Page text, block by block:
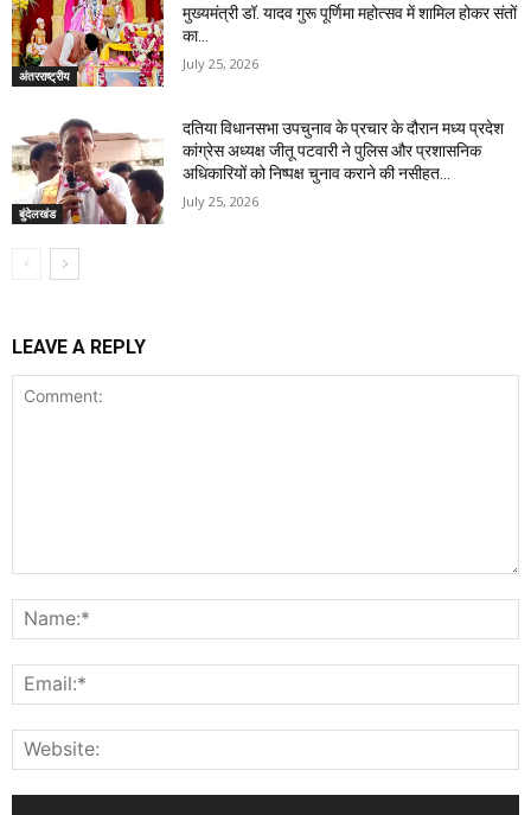
अंतरराष्ट्रीय
मुख्यमंत्री डॉ. यादव गुरू पूर्णिमा महोत्सव में शामिल होकर संतों
का...
July 25, 2026
बुंदेलखंड
दतिया विधानसभा उपचुनाव के प्रचार के दौरान मध्य प्रदेश
कांग्रेस अध्यक्ष जीतू पटवारी ने पुलिस और प्रशासनिक
अधिकारियों को निष्पक्ष चुनाव कराने की नसीहत...
July 25, 2026
LEAVE A REPLY